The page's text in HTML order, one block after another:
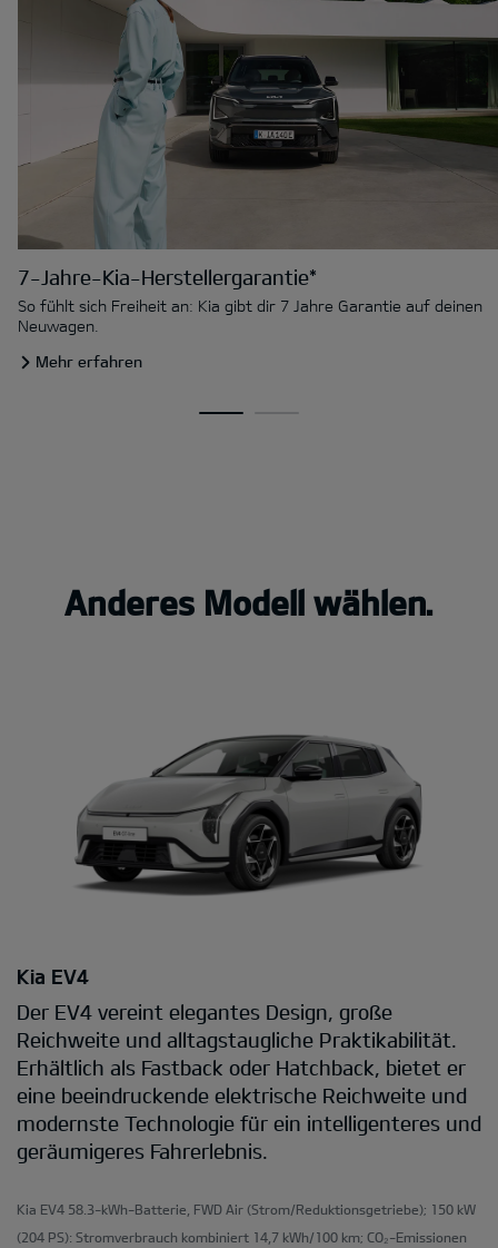
7-Jahre-Kia-Herstellergarantie*
So fühlt sich Freiheit an: Kia gibt dir 7 Jahre Garantie auf deinen
Neuwagen.
Mehr erfahren
Anderes Modell wählen.
Kia EV4
Der EV4 vereint elegantes Design, große
Reichweite und alltagstaugliche Praktikabilität.
Erhältlich als Fastback oder Hatchback, bietet er
eine beeindruckende elektrische Reichweite und
modernste Technologie für ein intelligenteres und
geräumigeres Fahrerlebnis.
Kia EV4 58.3-kWh-Batterie, FWD Air (Strom/Reduktionsgetriebe); 150 kW
(204 PS): Stromverbrauch kombiniert 14,7 kWh/100 km; CO₂-Emissionen